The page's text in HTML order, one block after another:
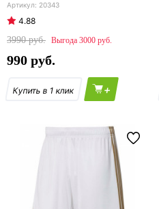
20343
4.88
3990
3000
990
+